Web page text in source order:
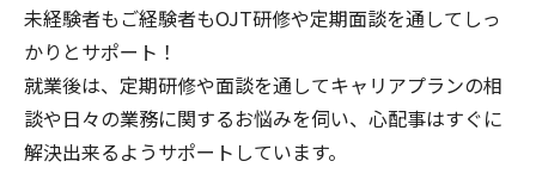
未経験者もご経験者もOJT研修や定期面談を通してしっ
かりとサポート！
就業後は、定期研修や面談を通してキャリアプランの相
談や日々の業務に関するお悩みを伺い、心配事はすぐに
解決出来るようサポートしています。